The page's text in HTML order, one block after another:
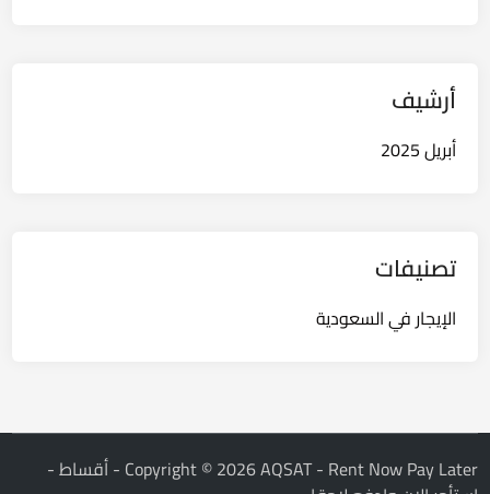
أرشيف
أبريل 2025
تصنيفات
الإيجار في السعودية
Copyright © 2026 AQSAT - Rent Now Pay Later - أقساط -